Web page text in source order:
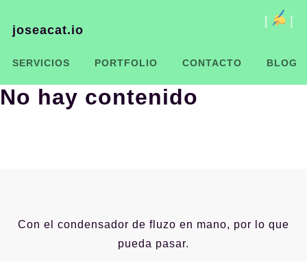
joseacat.io
SERVICIOS PORTFOLIO CONTACTO BLOG
No hay contenido
Con el condensador de fluzo en mano, por lo que
pueda pasar.